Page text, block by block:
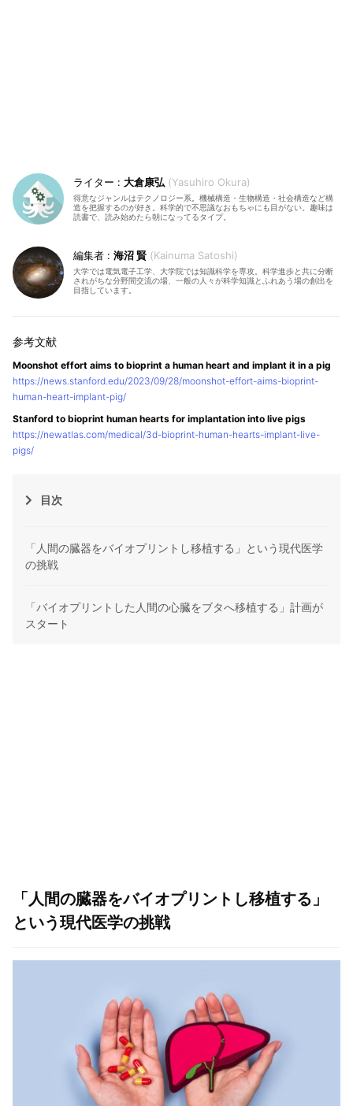
大倉康弘 Yasuhiro Okura
得意なジャンルはテクノロジー系。機械構造・生物構造・社会構造など構
造を把握するのが好き。科学的で不思議なおもちゃにも目がない。趣味は
読書で、読み始めたら朝になってるタイプ。
海沼 賢 Kainuma Satoshi
大学では電気電子工学、大学院では知識科学を専攻。科学進歩と共に分断
されがちな分野間交流の場、一般の人々が科学知識とふれあう場の創出を
目指しています。
Moonshot effort aims to bioprint a human heart and implant it in a pig
https://news.stanford.edu/2023/09/28/moonshot-effort-aims-bioprint-
human-heart-implant-pig/
Stanford to bioprint human hearts for implantation into live pigs
https://newatlas.com/medical/3d-bioprint-human-hearts-implant-live-
pigs/
目次
「人間の臓器をバイオプリントし移植する」という現代医学
の挑戦
「バイオプリントした人間の心臓をブタへ移植する」計画が
スタート
「人間の臓器をバイオプリントし移植する」
という現代医学の挑戦